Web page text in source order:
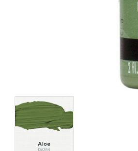
Akrylfärg Americana